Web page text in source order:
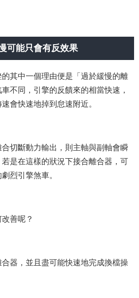
可能只會有反效果
其中一個理由便是「過於緩慢的離
不同，引擎的反饋來的相當快速，
會快速地掉到怠速附近。
切斷動力輸出，則主軸與副軸會瞬
是在這樣的狀況下接合離合器，可
烈引擎煞車。
善呢？
器，並且盡可能快速地完成換檔操